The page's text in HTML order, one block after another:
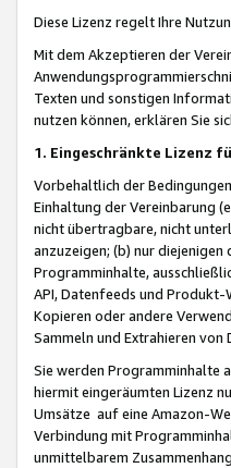
Diese Lizenz regelt Ihre
Mit dem Akzeptieren der
Texten und sonstigen
nutzen können, erklären Sie
1. Eingeschränkte Lizenz
Vorbehaltlich der
Einhaltung der Vereinbarung
nicht übertragbare, nicht
anzuzeigen; (b) nur
Programminhalte,
API, Datenfeeds und Produkt-
Kopieren oder andere
Sammeln und Extrahieren
Sie werden Programminhalte
hiermit eingeräumten Lizenz
Umsätze auf eine Amazon-
Verbindung mit
unmittelbarem